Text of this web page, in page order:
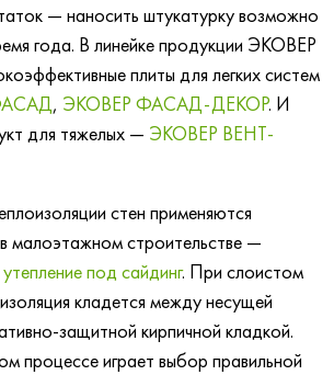
— наносить штукатурку возможно
года. В линейке продукции ЭКОВЕР
плиты для легких систем
, ЭКОВЕР ФАСАД-ДЕКОР. И
для тяжелых — ЭКОВЕР ВЕНТ-
стен применяются
малоэтажном строительстве —
утепление под сайдинг. При слоистом
кладется между несущей
защитной кирпичной кладкой.
процессе играет выбор правильной